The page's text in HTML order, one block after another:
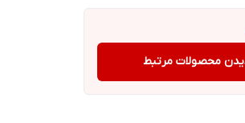
محصولات مرتبط